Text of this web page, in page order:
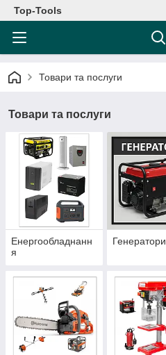
Top-Tools
Товари та послуги
Товари та послуги
Енергообладнанн
я
Генератори